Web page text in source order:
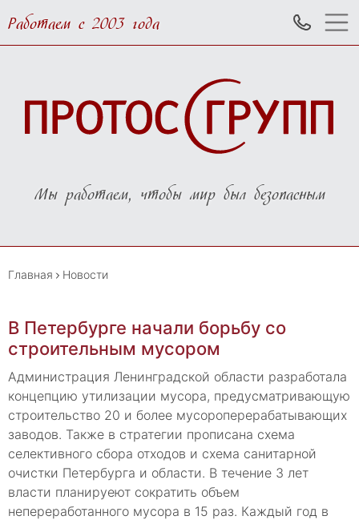
Работаем с 2003 года
Мы работаем, чтобы мир был безопасным
Главная Новости
В Петербурге начали борьбу со
строительным мусором
Администрация Ленинградской области разработала
концепцию утилизации мусора, предусматривающую
строительство 20 и более мусороперерабатывающих
заводов. Также в стратегии прописана схема
селективного сбора отходов и схема санитарной
очистки Петербурга и области. В течение 3 лет
власти планируеют сократить объем
непереработанного мусора в 15 раз. Каждый год в